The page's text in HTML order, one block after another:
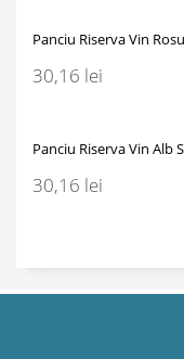
Panciu Riserva Vin
30,16 lei
Panciu Riserva Vin Alb
30,16 lei